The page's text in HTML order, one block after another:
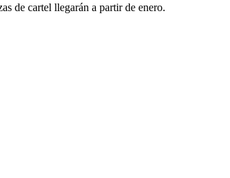
de cartel llegarán a partir de enero.